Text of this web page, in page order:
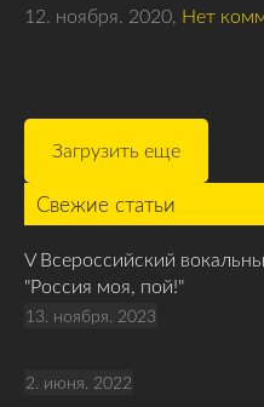
Свежие статьи
V Всероссийский
"Россия моя, пой!"
13. ноября. 2023
2. июня. 2022
12. ноября. 2020, Нет
Загрузить еще